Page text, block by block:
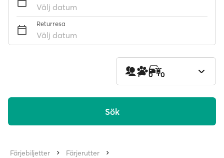
Välj datum
Returresa
Välj datum
1 0 0
Sök
Färjebiljetter
Färjerutter